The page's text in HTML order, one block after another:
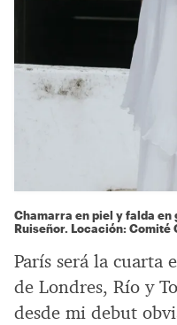
Chamarra en piel y falda en
Ruiseñor. Locación:
París será la cuarta
de Londres, Río y
desde mi debut